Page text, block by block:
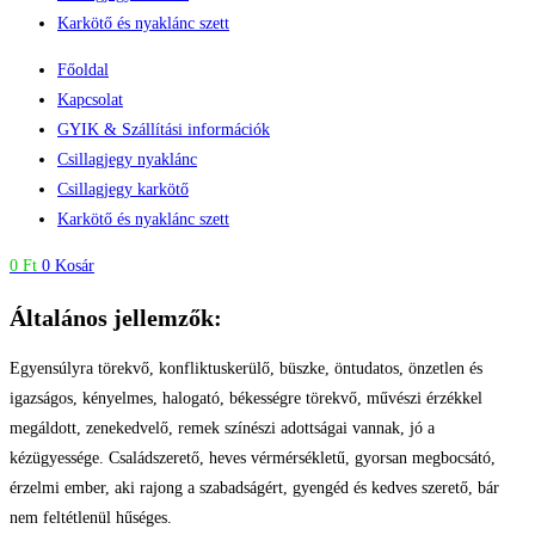
Karkötő és nyaklánc szett
Főoldal
Kapcsolat
GYIK & Szállítási információk
Csillagjegy nyaklánc
Csillagjegy karkötő
Karkötő és nyaklánc szett
0 Ft 0 Kosár
Általános jellemzők:
Egyensúlyra törekvő, konfliktuskerülő, büszke, öntudatos, önzetlen és
igazságos, kényelmes, halogató, békességre törekvő, művészi érzékkel
megáldott, zenekedvelő, remek színészi adottságai vannak, jó a
kézügyessége. Családszerető, heves vérmérsékletű, gyorsan megbocsátó,
érzelmi ember, aki rajong a szabadságért, gyengéd és kedves szerető, bár
nem feltétlenül hűséges.